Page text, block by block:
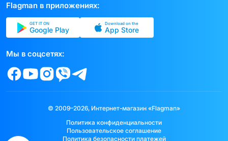
Flagman в приложениях:
GET IT ON
Google Play
Download on the
App Store
Мы в соцсетях:
© 2009–2026, Интернет-магазин «Flagman»
Политика конфиденциальности
Пользовательское соглашение
Политика безопасности платежей